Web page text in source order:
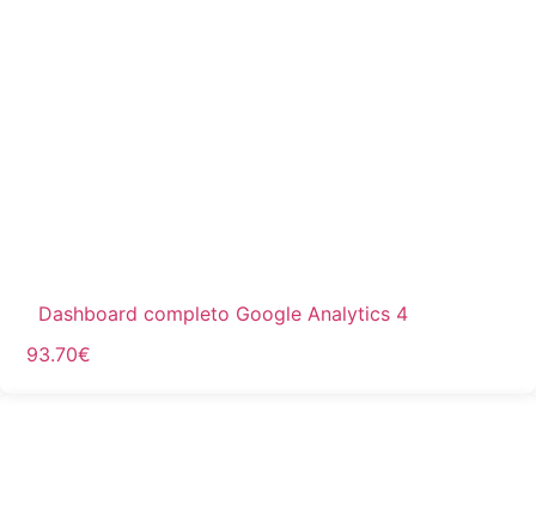
Dashboard completo Google Analytics 4
93.70€